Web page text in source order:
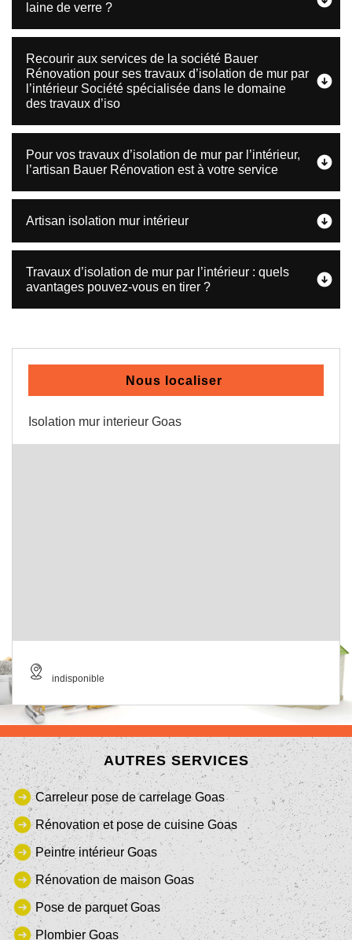
laine de verre ?
Recourir aux services de la société Bauer
Rénovation pour ses travaux d’isolation de mur par
l’intérieur Société spécialisée dans le domaine
des travaux d’iso
Pour vos travaux d’isolation de mur par l’intérieur,
l’artisan Bauer Rénovation est à votre service
Artisan isolation mur intérieur
Travaux d’isolation de mur par l’intérieur : quels
avantages pouvez-vous en tirer ?
Nous localiser
Isolation mur interieur Goas
indisponible
AUTRES SERVICES
Carreleur pose de carrelage Goas
Rénovation et pose de cuisine Goas
Peintre intérieur Goas
Rénovation de maison Goas
Pose de parquet Goas
Plombier Goas